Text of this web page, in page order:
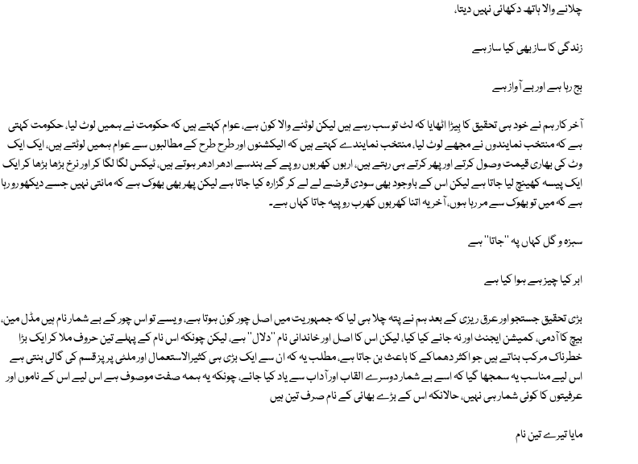
چلانے والا ہاتھ دکھائی نہیں دیتا،
زندگی کا ساز بھی کیا ساز ہے
بج رہا ہے اور بے آواز ہے
آخر کار ہم نے خود ہی تحقیق کا بِیڑا اٹھایا کہ لٹ تو سب رہے ہیں لیکن لوٹنے والا کون ہے، عوام کہتے ہیں کہ حکومت نے ہمیں لوٹ لیا، حکومت کہتی
ہے کہ منتخب نمایندوں نے مجھے لوٹ لیا، منتخب نمایندے کہتے ہیں کہ الیکشنوں اور طرح طرح کے مطالبوں سے عوام ہمیں لوٹتے ہیں، ایک ایک
وٹ کی بھاری قیمت وصول کرتے اور پھر کرتے ہی رہتے ہیں، اربوں کھربوں روپے کے ہندسے ادھر ادھر ہوتے ہیں، ٹیکس لگا لگا کر اور نرخ بڑھا بڑھا کر ایک
ایک پیسہ کھینچ لیا جاتا ہے لیکن اس کے باوجود بھی سودی قرضے لے لے کر گزارہ کیا جاتا ہے لیکن پھر بھی بھوک ہے کہ مانتی نہیں جسے دیکھو رو رہا
ہے کہ میں تو بھوک سے مر رہا ہوں، آخر یہ اتنا کھربوں کھرب روپیہ جاتا کہاں ہے۔
سبزہ و گل کہاں پہ ''جاتا'' ہے
ابر کیا چیز ہے ہوا کیا ہے
بڑی تحقیق جستجو اور عرق ریزی کے بعد ہم نے پتہ چلا ہی لیا کہ جمہوریت میں اصل چور کون ہوتا ہے، ویسے تو اس چور کے بے شمار نام ہیں مڈل مین،
بیچ کا آدمی، کمیشن ایجنٹ اور نہ جانے کیا کیا، لیکن اس کا اصل اور خاندانی نام ''دلال'' ہے، لیکن چونکہ اس نام کے پہلے تین حروف ملا کر ایک بڑا
خطرناک مرکب بناتے ہیں جو اکثر دھماکے کا باعث بن جاتا ہے، مطلب یہ کہ ان سے ایک بڑی ہی کثیرالاستعمال اور ملٹی پرپز قسم کی گالی بنتی ہے
اس لیے مناسب یہ سمجھا گیا کہ اسے بے شمار دوسرے القاب اور آداب سے یاد کیا جائے، چونکہ یہ ہمہ صفت موصوف ہے اس لیے اس کے ناموں اور
عرفیتوں کا کوئی شمار ہی نہیں، حالانکہ اس کے بڑے بھائی کے نام صرف تین ہیں
مایا تیرے تین نام